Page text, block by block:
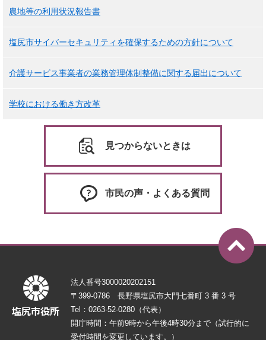
農地等の利用状況報告書
塩尻市サイバーセキュリティを確保するための方針について
介護サービス事業者の業務管理体制整備に関する届出について
学校における働き方改革
見つからないときは
市民の声・よくある質問
法人番号3000020202151
〒399-0786 長野県塩尻市大門七番町 3 番 3 号
Tel：0263-52-0280（代表）
開庁時間：午前9時から午後4時30分まで（試行的に
受付時間を変更しています。）